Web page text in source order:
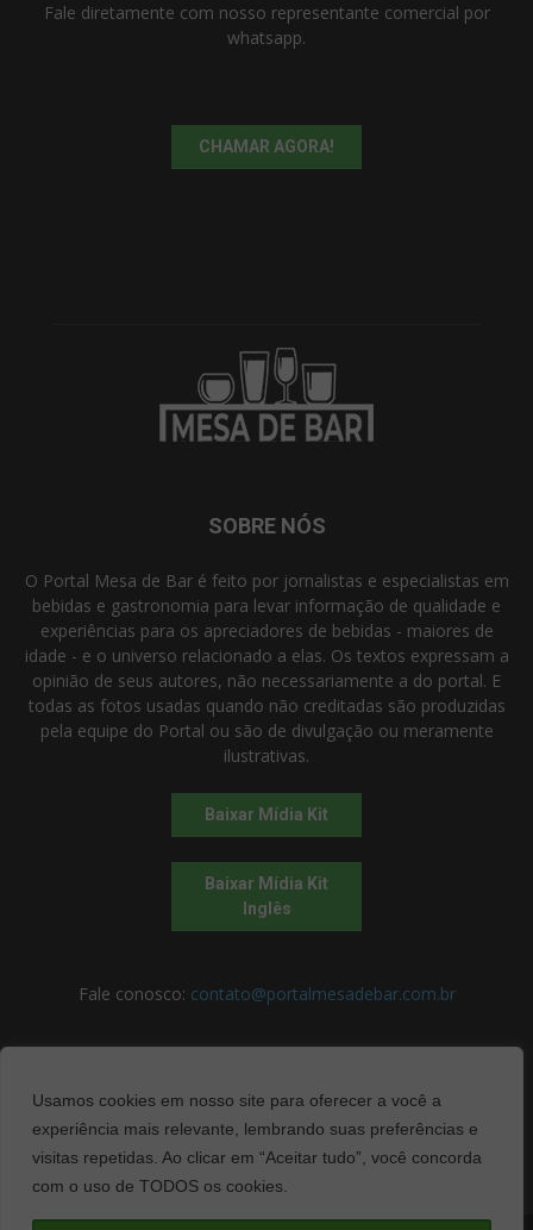
Usamos cookies em nosso site para oferecer a você a
experiência mais relevante, lembrando suas preferências e
visitas repetidas. Ao clicar em “Aceitar tudo”, você concorda
com o uso de TODOS os cookies.
Fale diretamente com nosso representante comercial por
whatsapp.
CHAMAR AGORA!
SOBRE NÓS
O Portal Mesa de Bar é feito por jornalistas e especialistas em
bebidas e gastronomia para levar informação de qualidade e
experiências para os apreciadores de bebidas - maiores de
idade - e o universo relacionado a elas. Os textos expressam a
opinião de seus autores, não necessariamente a do portal. E
todas as fotos usadas quando não creditadas são produzidas
pela equipe do Portal ou são de divulgação ou meramente
ilustrativas.
Baixar Mídia Kit
Baixar Mídia Kit
Inglês
Fale conosco: contato@portalmesadebar.com.br